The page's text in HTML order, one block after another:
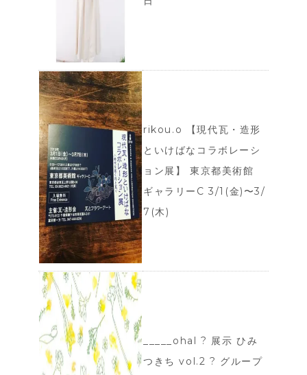
rikou.o 【現代瓦・造形
といけばなコラボレーシ
ョン展】 東京都美術館
ギャラリーC 3/1(金)〜3/
7(木)
_____ohal ? 展示 ひみ
つきち vol.2 ? グループ